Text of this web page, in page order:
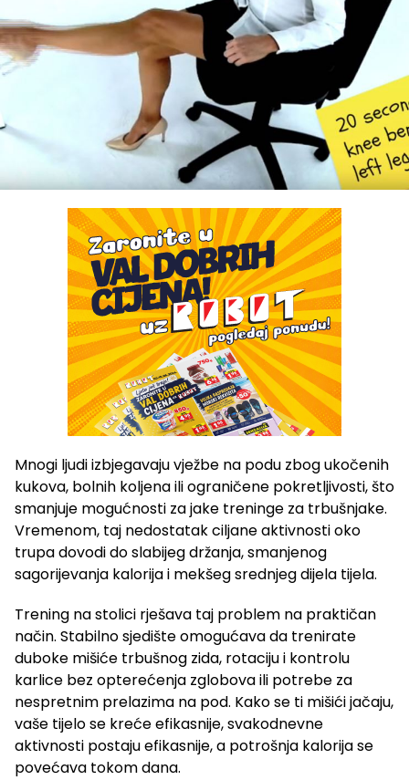
Mnogi ljudi izbjegavaju vježbe na podu zbog ukočenih
kukova, bolnih koljena ili ograničene pokretljivosti, što
smanjuje mogućnosti za jake treninge za trbušnjake.
Vremenom, taj nedostatak ciljane aktivnosti oko
trupa dovodi do slabijeg držanja, smanjenog
sagorijevanja kalorija i mekšeg srednjeg dijela tijela.
Trening na stolici rješava taj problem na praktičan
način. Stabilno sjedište omogućava da trenirate
duboke mišiće trbušnog zida, rotaciju i kontrolu
karlice bez opterećenja zglobova ili potrebe za
nespretnim prelazima na pod. Kako se ti mišići jačaju,
vaše tijelo se kreće efikasnije, svakodnevne
aktivnosti postaju efikasnije, a potrošnja kalorija se
povećava tokom dana.